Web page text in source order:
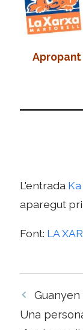
Apropant
L'entrada
aparegut
Font: LA
Navegació
per
les
Una